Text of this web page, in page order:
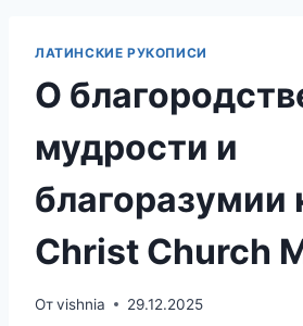
ЛАТИНСКИЕ РУКОПИСИ
О
мудрости и
благоразумии
Christ Church
Отvishnia 29.12.2025